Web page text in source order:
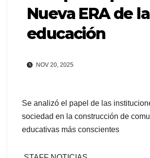
Nueva ERA de la
educación
NOV 20, 2025
Se analizó el papel de las
sociedad en la construcción de
educativas más conscientes